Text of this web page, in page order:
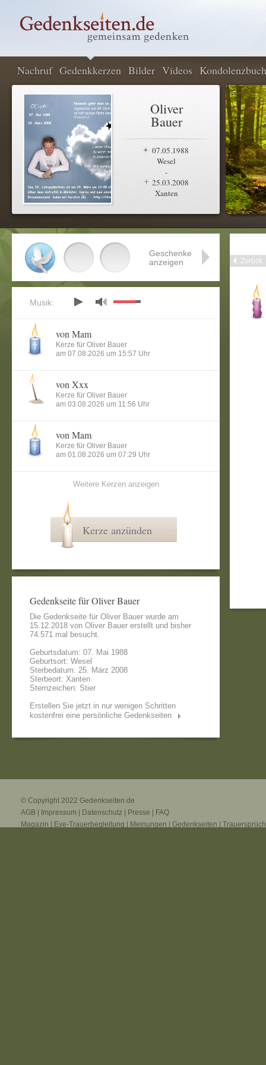
Nachruf Gedenkkerzen Bilder Videos Kondolenzbuch
Oliver
Bauer
07.05.1988
Wesel
-
25.03.2008
Xanten
Zurück
Geschenke
anzeigen
Musik:
von Mam
Kerze für Oliver Bauer
am 07.08.2026 um 15:57 Uhr
von Xxx
Kerze für Oliver Bauer
am 03.08.2026 um 11:56 Uhr
von Mam
Kerze für Oliver Bauer
am 01.08.2026 um 07:29 Uhr
Weitere Kerzen anzeigen
Kerze anzünden
Gedenkseite für Oliver Bauer
Die Gedenkseite für Oliver Bauer wurde am
15.12.2018 von Oliver Bauer erstellt und bisher
74.571 mal besucht.
Geburtsdatum: 07. Mai 1988
Geburtsort: Wesel
Sterbedatum: 25. März 2008
Sterbeort: Xanten
Sternzeichen: Stier
Erstellen Sie jetzt in nur wenigen Schritten
kostenfrei eine persönliche Gedenkseiten
© Copyright 2022 Gedenkseiten.de
AGB
Impressum Datenschutz Presse
FAQ
Magazin
Eve-Trauerbegleitung Meinungen Gedenkseiten